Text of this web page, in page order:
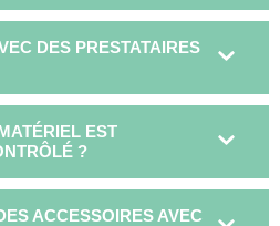
DES PRESTATAIRES
EST
?
ACCESSOIRES AVEC